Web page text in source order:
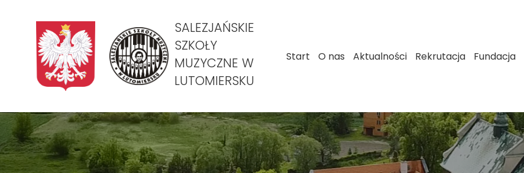
SALEZJAŃSKIE
SZKOŁY
MUZYCZNE W
LUTOMIERSKU
Start O nas Aktualności Rekrutacja Fundacja